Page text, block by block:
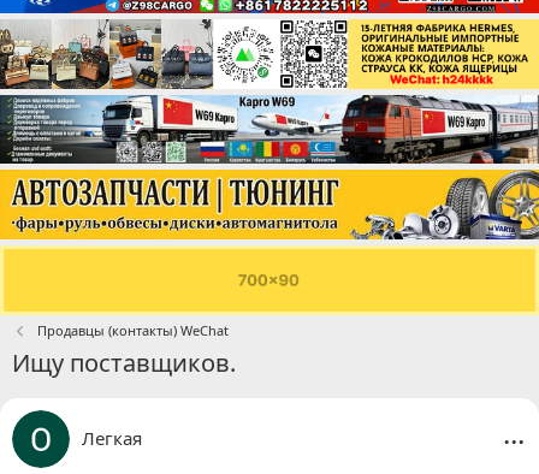
Продавцы (контакты) WeChat
Ищу поставщиков.
Легкая ...